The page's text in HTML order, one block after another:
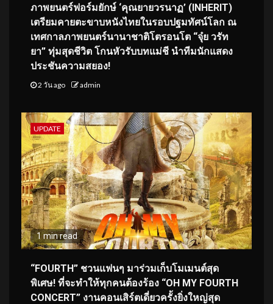
ภาพยนตร์ฟอร์มยักษ์ ‘คุณยายวรนาฏ’ (INHERIT)
เตรียมคายตะขาบหนังไทยในรอบปฐมทัศน์โลก ณ
เทศกาลภาพยนตร์นานาชาติโตรอนโต “จุ๋ย วรัท
ยา” ทุ่มสุดชีวิต โกนหัวรับบทแม่ชี นำทีมนักแสดง
ประชันความสยอง!
2 วัน ago admin
UPDATE
1 min read
“FOURTH” ชวนแฟนๆ มาร่วมเก็บโมเมนต์สุด
พิเศษ! ที่จะทำให้ทุกคนต้องร้อง “OH MY FOURTH
CONCERT” งานคอนเสิร์ตเดี่ยวครั้งยิ่งใหญ่สุด